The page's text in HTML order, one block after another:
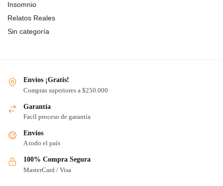
Insomnio
Relatos Reales
Sin categoría
Envíos ¡Gratis!
Compras superiores a $250.000
Garantía
Facíl proceso de garantía
Envíos
A todo el país
100% Compra Segura
MasterCard / Visa